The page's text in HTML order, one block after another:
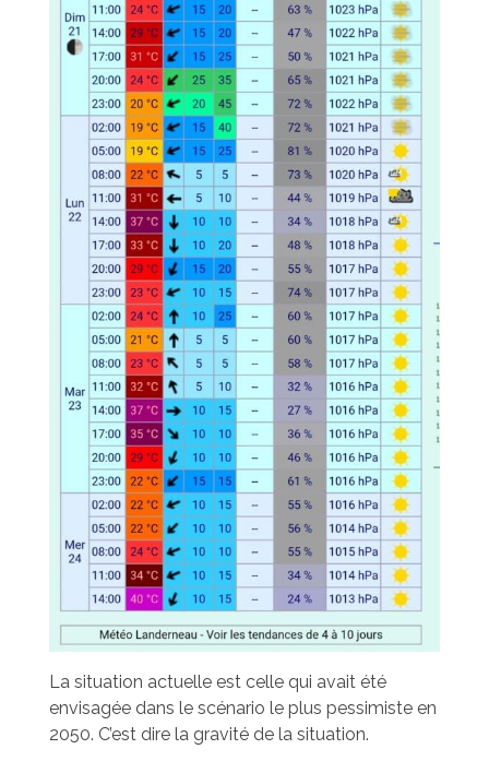
La situation actuelle est celle qui avait été
envisagée dans le scénario le plus pessimiste en
2050. C’est dire la gravité de la situation.